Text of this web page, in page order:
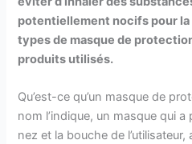
potentiellement nocifs pour la
types de masque de
produits utilisés.
Qu’est-ce qu’un masque de
nom l’indique, un masque qui
nez et la bouche de